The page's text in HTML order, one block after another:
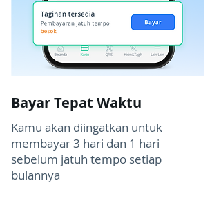
Bayar Tepat Waktu
Kamu akan diingatkan untuk
membayar 3 hari dan 1 hari
sebelum jatuh tempo setiap
bulannya